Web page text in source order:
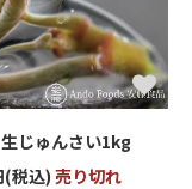
生じゅんさい1kg
税込)売り切れ